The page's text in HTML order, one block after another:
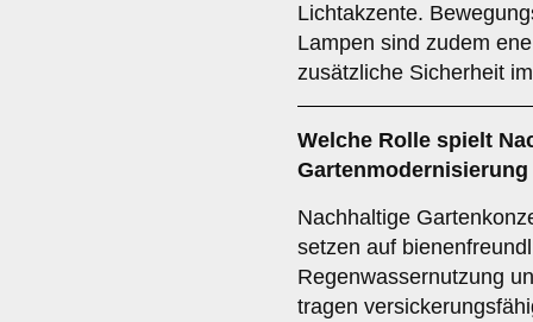
Lichtakzente.
Lampen sind zudem
zusätzliche Sicherheit
Welche Rolle spielt
Nachhaltige
setzen auf
Regenwassernutzung
tragen